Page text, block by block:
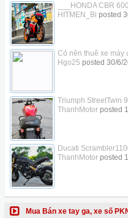
___HONDA CBR
HITMEN_Bi posted
Có nên thuê xe máy
Hgo25 posted 30/6/
Triumph StreetTwin
ThanhMotorposted
Ducati
ThanhMotorposted
Mua Bán xe tay ga, xe số